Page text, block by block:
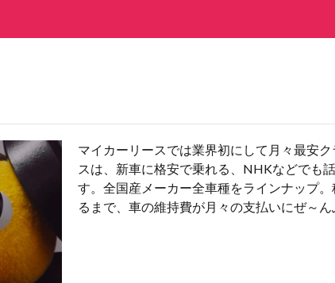
マイカーリースでは業界初にして月々最安
スは、新車に格安で乗れる、NHKなどでも
す。全国産メーカー全車種をラインナップ
るまで、車の維持費が月々の支払いにぜ～ん